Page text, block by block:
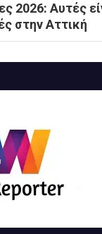
2026: Αυτές
στην Αττική